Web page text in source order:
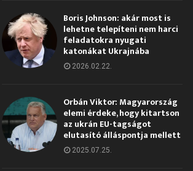
Boris Johnson: akár most is
lehetne telepíteni nem harci
feladatokra nyugati
katonákat Ukrajnába
2026.02.22.
Orbán Viktor: Magyarország
elemi érdeke, hogy kitartson
az ukrán EU-tagságot
elutasító álláspontja mellett
2025.07.25.